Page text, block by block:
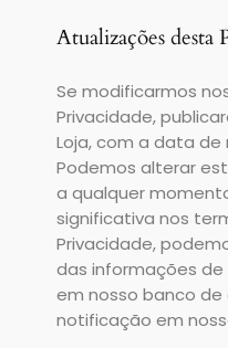
Atualizações desta
Se modificarmos
Privacidade,
Loja, com a data de
Podemos alterar
a qualquer
significativa nos
Privacidade,
das informações
em nosso banco
notificação em